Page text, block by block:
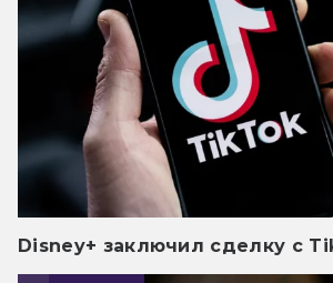
Disney+ заключил сделку с